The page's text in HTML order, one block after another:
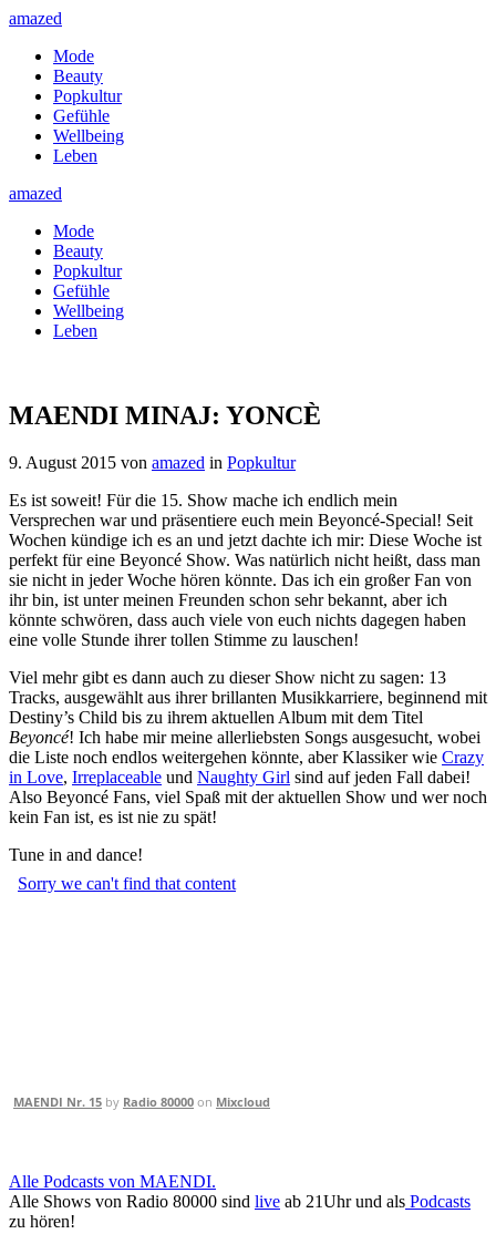
amazed
Mode
Beauty
Popkultur
Gefühle
Wellbeing
Leben
amazed
Mode
Beauty
Popkultur
Gefühle
Wellbeing
Leben
MAENDI MINAJ: YONCÈ
9. August 2015 von amazed in Popkultur
Es ist soweit! Für die 15. Show mache ich endlich mein
Versprechen war und präsentiere euch mein Beyoncé-Special! Seit
Wochen kündige ich es an und jetzt dachte ich mir: Diese Woche ist
perfekt für eine Beyoncé Show. Was natürlich nicht heißt, dass man
sie nicht in jeder Woche hören könnte. Das ich ein großer Fan von
ihr bin, ist unter meinen Freunden schon sehr bekannt, aber ich
könnte schwören, dass auch viele von euch nichts dagegen haben
eine volle Stunde ihrer tollen Stimme zu lauschen!
Viel mehr gibt es dann auch zu dieser Show nicht zu sagen: 13
Tracks, ausgewählt aus ihrer brillanten Musikkarriere, beginnend mit
Destiny’s Child bis zu ihrem aktuellen Album mit dem Titel
Beyoncé! Ich habe mir meine allerliebsten Songs ausgesucht, wobei
die Liste noch endlos weitergehen könnte, aber Klassiker wie Crazy
in Love, Irreplaceable und Naughty Girl sind auf jeden Fall dabei!
Also Beyoncé Fans, viel Spaß mit der aktuellen Show und wer noch
kein Fan ist, es ist nie zu spät!
Tune in and dance!
MAENDI Nr. 15 by Radio 80000 on Mixcloud
Alle Podcasts von MAENDI.
Alle Shows von Radio 80000 sind live ab 21Uhr und als Podcasts
zu hören!